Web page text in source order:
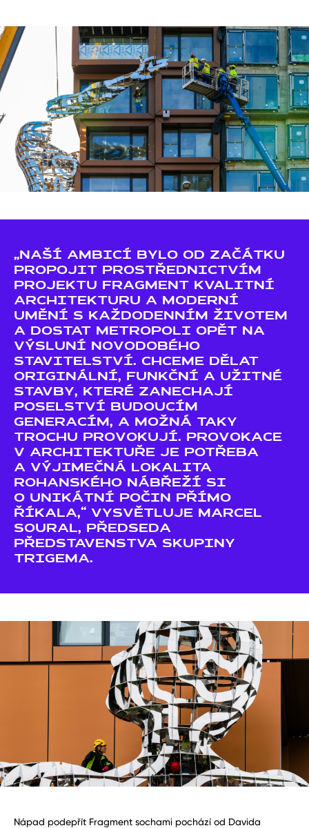
„NAŠÍ AMBICÍ BYLO OD ZAČÁTKU
PROPOJIT PROSTŘEDNICTVÍM
PROJEKTU FRAGMENT KVALITNÍ
ARCHITEKTURU A MODERNÍ
UMĚNÍ S KAŽDODENNÍM ŽIVOTEM
A DOSTAT METROPOLI OPĚT NA
VÝSLUNÍ NOVODOBÉHO
STAVITELSTVÍ. CHCEME DĚLAT
ORIGINÁLNÍ, FUNKČNÍ A UŽITNÉ
STAVBY, KTERÉ ZANECHAJÍ
POSELSTVÍ BUDOUCÍM
GENERACÍM, A MOŽNÁ TAKY
TROCHU PROVOKUJÍ. PROVOKACE
V ARCHITEKTUŘE JE POTŘEBA
A VÝJIMEČNÁ LOKALITA
ROHANSKÉHO NÁBŘEŽÍ SI
O UNIKÁTNÍ POČIN PŘÍMO
ŘÍKALA,“ VYSVĚTLUJE MARCEL
SOURAL, PŘEDSEDA
PŘEDSTAVENSTVA SKUPINY
TRIGEMA.
Nápad podepřít Fragment sochami pochází od Davida